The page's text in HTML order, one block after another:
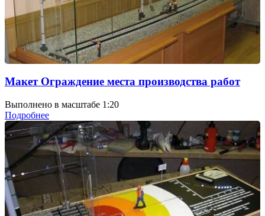
Макет Ограждение места производства работ
Выполнено в масштабе 1:20
Подробнее